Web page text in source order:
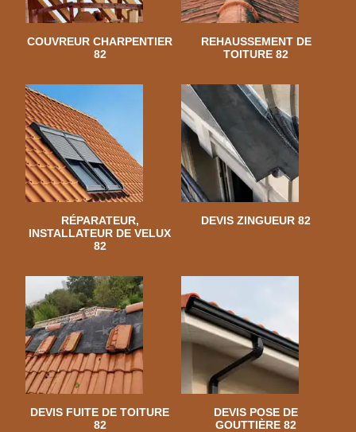
COUVREUR CHARPENTIER
82
REHAUSSEMENT DE
TOITURE 82
RÉPARATEUR,
INSTALLATEUR DE VELUX
82
DEVIS ZINGUEUR 82
DEVIS FUITE DE TOITURE
82
DEVIS POSE DE
GOUTTIÈRE 82